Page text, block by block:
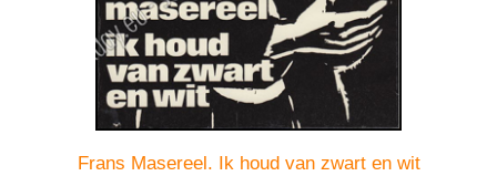
Frans Masereel. Ik houd van zwart en wit